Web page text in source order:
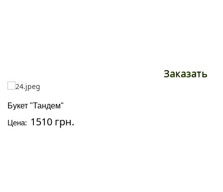
Заказать
Букет "Тандем"
Цена: 1510 грн.